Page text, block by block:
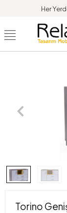
Her
Torino